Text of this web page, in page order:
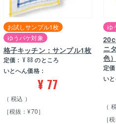
お試しサンプル1枚
ゆうパケ対象
格子キッチン：サンプル1枚
定価： ¥ 88 のところ
いとへん価格：
¥ 77
税込
［税抜：¥70］
ゆ
ニ
色
定価
い
［